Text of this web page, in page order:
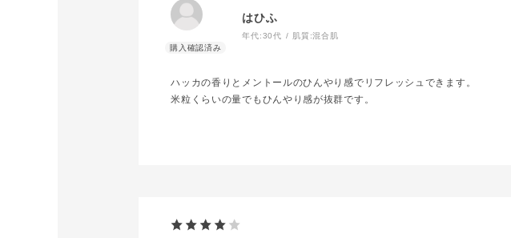
はひふ
年代:30代 肌質:混合肌
ハッカの香りとメントールのひんやり感でリフレッシュできます。
米粒くらいの量でもひんやり感が抜群です。